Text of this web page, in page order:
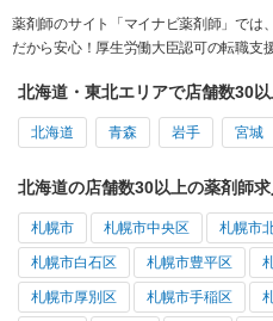
薬剤師のサイト「マイナビ薬剤師」では
だから安心！厚生労働大臣認可の転職支
北海道・東北エリアで店舗数30
北海道 青森 岩手 宮城
北海道の店舗数30以上の薬剤師
札幌市 札幌市中央区 札幌市
札幌市白石区 札幌市豊平区
札幌市厚別区 札幌市手稲区